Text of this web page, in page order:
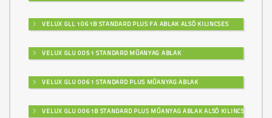
VELUX GLL 1061B STANDARD PLUS FA ABLAK ALSÓ KILINCSES
VELUX GLU 0051 STANDARD MŰANYAG ABLAK
VELUX GLU 0061 STANDARD PLUS MŰANYAG ABLAK
VELUX GLU 0061B STANDARD PLUS MŰANYAG ABLAK ALSÓ KILINCSES